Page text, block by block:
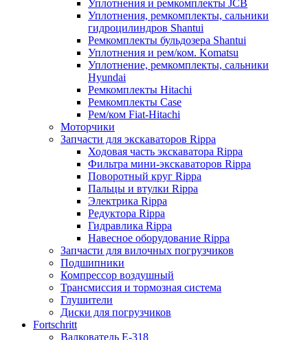
Уплотнения и ремкомплекты JCB
Уплотнения, ремкомплекты, сальники
гидроцилиндров Shantui
Ремкомплекты бульдозера Shantui
Уплотнения и рем/ком. Komatsu
Уплотнение, ремкомплекты, сальники
Hyundai
Ремкомплекты Hitachi
Ремкомплекты Case
Рем/ком Fiat-Hitachi
Моторчики
Запчасти для экскаваторов Rippa
Ходовая часть экскаватора Rippa
Фильтра мини-экскаваторов Rippa
Поворотный круг Rippa
Пальцы и втулки Rippa
Электрика Rippa
Редуктора Rippa
Гидравлика Rippa
Навесное оборудование Rippa
Запчасти для вилочных погрузчиков
Подшипники
Компрессор воздушный
Трансмиссия и тормозная система
Глушители
Диски для погрузчиков
Fortschritt
Валкователь Е-318